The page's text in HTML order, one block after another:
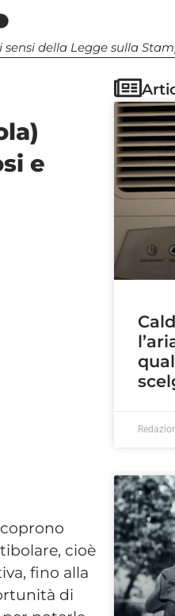
della Legge sulla
e
cioè
fino alla
di